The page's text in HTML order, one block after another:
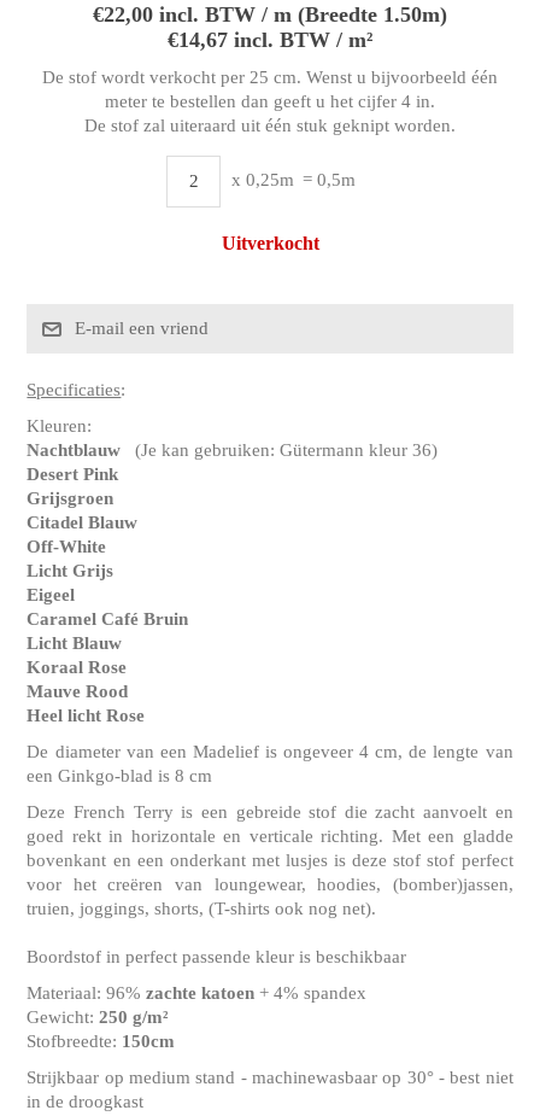
€22,00 incl. BTW / m (Breedte 1.50m)
€14,67 incl. BTW / m²
De stof wordt verkocht per 25 cm. Wenst u bijvoorbeeld één
meter te bestellen dan geeft u het cijfer 4 in.
De stof zal uiteraard uit één stuk geknipt worden.
x 0,25m = 0,5m
Uitverkocht
Specificaties:
Kleuren:
Nachtblauw
(Je kan gebruiken: Gütermann kleur 36)
Desert Pink
Grijsgroen
Citadel Blauw
Off-White
Licht Grijs
Eigeel
Caramel Café Bruin
Licht Blauw
Koraal Rose
Mauve Rood
Heel licht Rose
De diameter van een Madelief is ongeveer 4 cm, de lengte van
een Ginkgo-blad is 8 cm
Deze French Terry is een gebreide stof die zacht aanvoelt en
goed rekt in horizontale en verticale richting. Met een gladde
bovenkant en een onderkant met lusjes is deze stof stof perfect
voor het creëren van loungewear, hoodies, (bomber)jassen,
truien, joggings, shorts, (T-shirts ook nog net).
Boordstof in perfect passende kleur is beschikbaar
Materiaal: 96%zachte katoen + 4% spandex
Gewicht:250 g/m²
Stofbreedte: 150cm
Strijkbaar op medium stand - machinewasbaar op 30° - best niet
in de droogkast